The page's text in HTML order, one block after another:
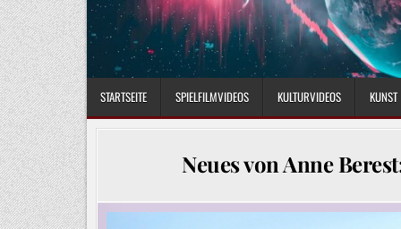
STARTSEITE SPIELFILMVIDEOS KULTURVIDEOS KUNST
Neues von Anne